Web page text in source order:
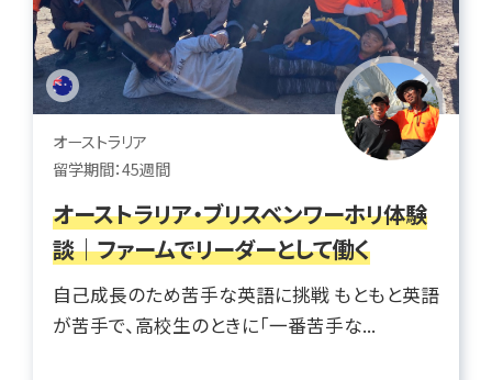
オーストラリア
留学期間：45週間
オーストラリア・ブリスベンワーホリ体験
談｜ファームでリーダーとして働く
自己成長のため苦手な英語に挑戦 もともと英語
が苦手で、高校生のときに「一番苦手な...